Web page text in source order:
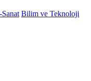
Bilim ve Teknoloji